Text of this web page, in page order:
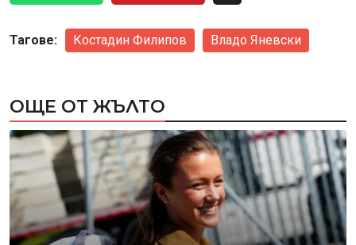
Тагове: Костадин Филипов Владо Яневски
ОЩЕ ОТ ЖЪЛТО